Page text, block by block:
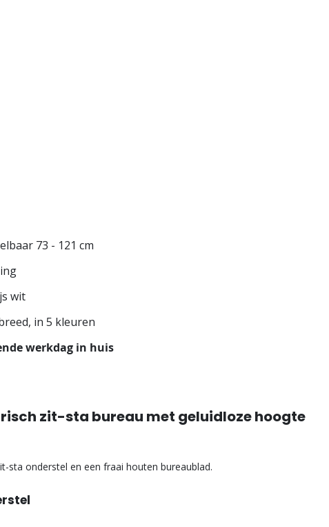
73 - 121 cm
wit
in 5 kleuren
werkdag in huis
zit-sta bureau met geluidloze hoogte
sta onderstel en een fraai houten bureaublad.